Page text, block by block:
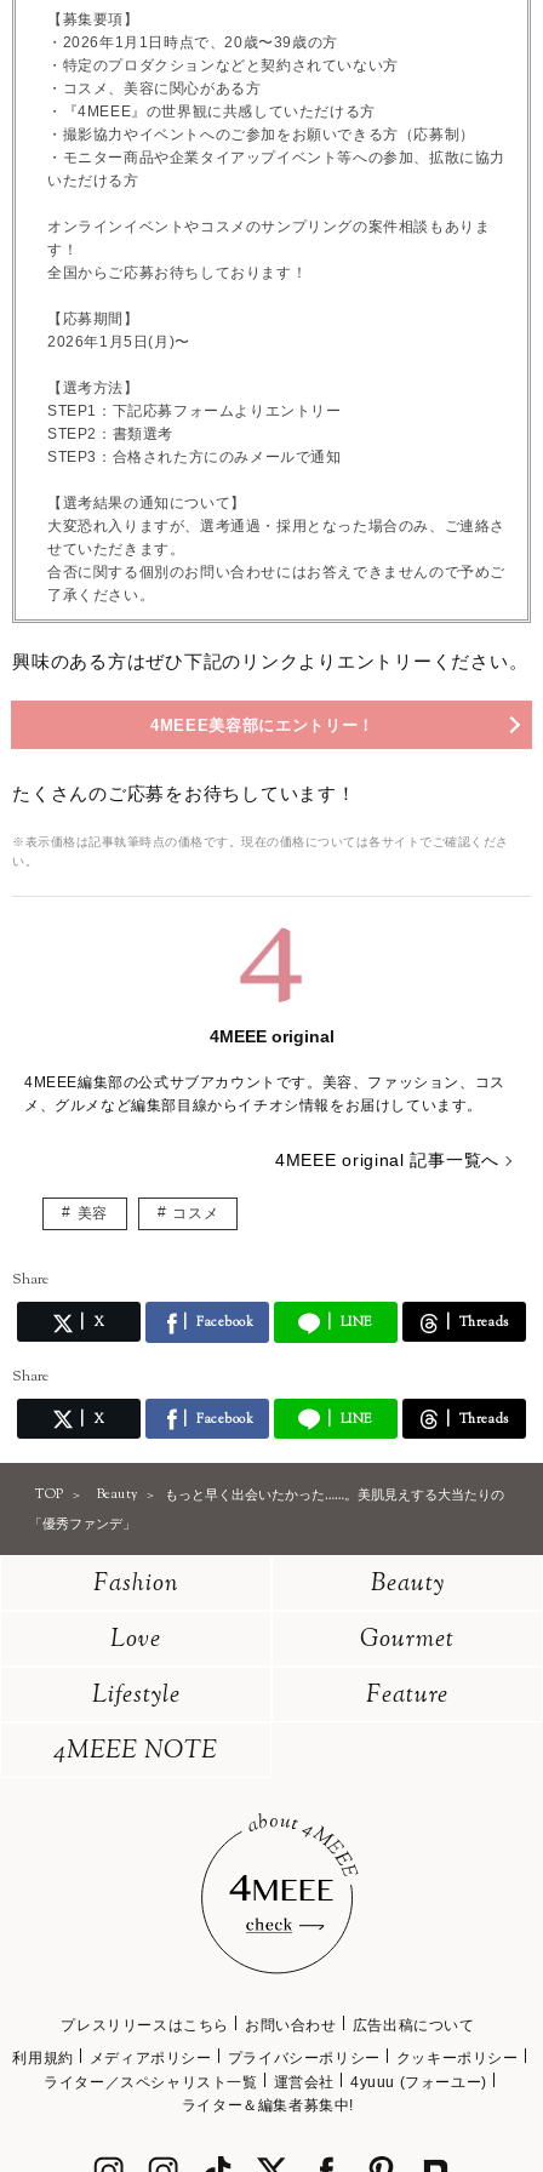
【募集要項】
・2026年1月1日時点で、20歳〜39歳の方
・特定のプロダクションなどと契約されていない方
・コスメ、美容に関心がある方
・『4MEEE』の世界観に共感していただける方
・撮影協力やイベントへのご参加をお願いできる方（応募制）
・モニター商品や企業タイアップイベント等への参加、拡散に協力
いただける方
オンラインイベントやコスメのサンプリングの案件相談もありま
す！
全国からご応募お待ちしております！
【応募期間】
2026年1月5日(月)〜
【選考方法】
STEP1：下記応募フォームよりエントリー
STEP2：書類選考
STEP3：合格された方にのみメールで通知
【選考結果の通知について】
大変恐れ入りますが、選考通過・採用となった場合のみ、ご連絡さ
せていただきます。
合否に関する個別のお問い合わせにはお答えできませんので予めご
了承ください。
興味のある方はぜひ下記のリンクよりエントリーください。
4MEEE美容部にエントリー！
たくさんのご応募をお待ちしています！
※表示価格は記事執筆時点の価格です。現在の価格については各サイトでご確認くださ
い。
4MEEE original
4MEEE編集部の公式サブアカウントです。美容、ファッション、コス
メ、グルメなど編集部目線からイチオシ情報をお届けしています。
4MEEE original 記事一覧へ
美容 コスメ
Share
X Facebook LINE Threads
Share
X Facebook LINE Threads
TOP Beauty
もっと早く出会いたかった……。美肌見えする大当たりの
「優秀ファンデ」
Fashion
Beauty
Love
Gourmet
Lifestyle
Feature
4MEEE NOTE
プレスリリースはこちら お問い合わせ
広告出稿について
利用規約
メディアポリシー プライバシーポリシー
クッキーポリシー
ライター／スペシャリスト一覧
運営会社
4yuuu (フォーユー)
ライター＆編集者募集中!